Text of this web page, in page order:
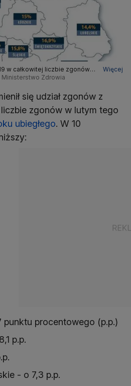
w całkowitej liczbie zgonów
Więcej
Ministerstwo Zdrowia
się udział zgonów z
zgonów w lutym tego
ubiegłego. W 10
punktu procentowego (p.p.)
p.p.
- o 7,3 p.p.